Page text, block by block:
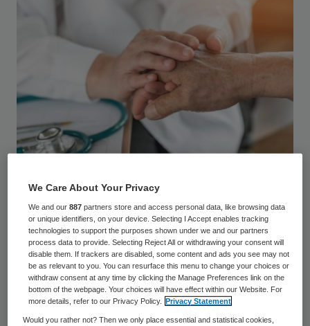
© Chinnapong / stock.adobe.com
Op 1 maart stonden 372 ouderen op de lijst,
een stijging van 57 procent ten opzichte
van een jaar eerder. Vergeleken met twee
jaar eerder gaat het om een stijging van
124 procent.
We Care About Your Privacy
We and our887 partners store and access personal data, like browsing data
or unique identifiers, on your device. Selecting I Accept enables tracking
technologies to support the purposes shown under we and our partners
process data to provide. Selecting Reject All or withdrawing your consent will
disable them. If trackers are disabled, some content and ads you see may not
be as relevant to you. You can resurface this menu to change your choices or
withdraw consent at any time by clicking the Manage Preferences link on the
bottom of the webpage. Your choices will have effect within our Website. For
more details, refer to our Privacy Policy.
Privacy Statement
Would you rather not? Then we only place essential and statistical cookies,